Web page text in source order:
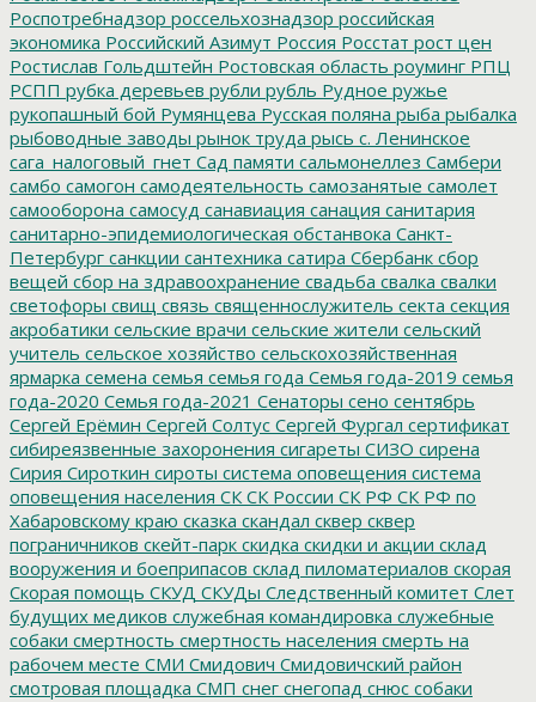
Роспотребнадзор россельхознадзор российская
экономика Российский Азимут Россия Росстат рост цен
Ростислав Гольдштейн Ростовская область роуминг РПЦ
РСПП рубка деревьев рубли рубль Рудное ружье
рукопашный бой Румянцева Русская поляна рыба рыбалка
рыбоводные заводы рынок труда рысь с. Ленинское
сага_налоговый_гнет Сад памяти сальмонеллез Самбери
самбо самогон самодеятельность самозанятые самолет
самооборона самосуд санавиация санация санитария
санитарно-эпидемиологическая обстанвока Санкт-
Петербург санкции сантехника сатира Сбербанк сбор
вещей сбор на здравоохранение свадьба свалка свалки
светофоры свищ связь священнослужитель секта секция
акробатики сельские врачи сельские жители сельский
учитель сельское хозяйство сельскохозяйственная
ярмарка семена семья семья года Семья года-2019 семья
года-2020 Семья года-2021 Сенаторы сено сентябрь
Сергей Ерёмин Сергей Солтус Сергей Фургал сертификат
сибиреязвенные захоронения сигареты СИЗО сирена
Сирия Сироткин сироты система оповещения система
оповещения населения СК СК России СК РФ СК РФ по
Хабаровскому краю сказка скандал сквер сквер
пограничников скейт-парк скидка скидки и акции склад
вооружения и боеприпасов склад пиломатериалов скорая
Скорая помощь СКУД СКУДы Следственный комитет Слет
будущих медиков служебная командировка служебные
собаки смертность смертность населения смерть на
рабочем месте СМИ Смидович Смидовичский район
смотровая площадка СМП снег снегопад снюс собаки